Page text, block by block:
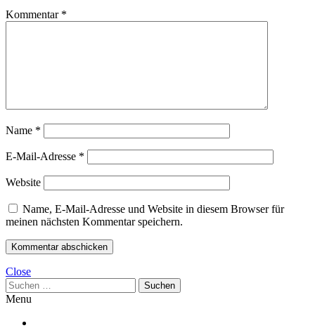
Kommentar *
Name *
E-Mail-Adresse *
Website
Name, E-Mail-Adresse und Website in diesem Browser für
meinen nächsten Kommentar speichern.
Close
Suchen
nach:
Menu